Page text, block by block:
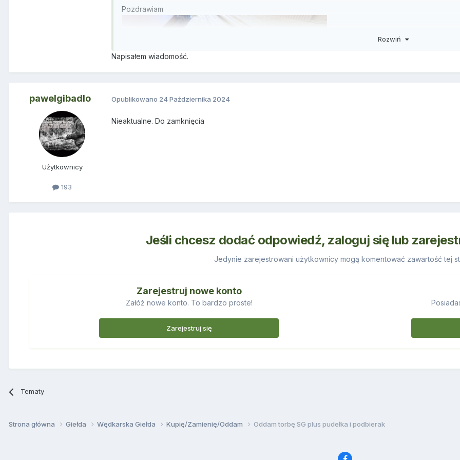
Pozdrawiam
Rozwiń
Napisałem wiadomość.
pawelgibadlo
Użytkownicy
193
Opublikowano 24 Października 2024
Nieaktualne. Do zamknięcia
Jeśli chcesz dodać odpowiedź, zaloguj się lub
Jedynie zarejestrowani użytkownicy mogą komentować zawartość tej
Zarejestruj nowe konto
Załóż nowe konto. To bardzo proste!
Zarejestruj się
Tematy
Strona główna Giełda Wędkarska Giełda Kupię/Zamienię/Oddam Oddam torbę SG plus pudełka i podbierak